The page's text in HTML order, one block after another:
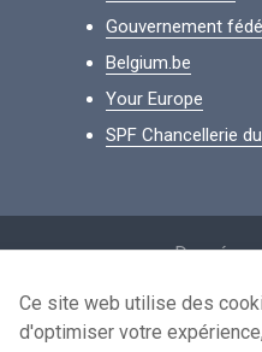
Gouvernement
Belgium.be
Your Europe
SPF Chancellerie
Données
Conditions
Ce site web utilise des
d'optimiser votre